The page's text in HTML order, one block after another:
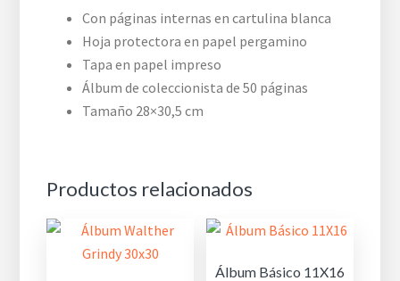
Con páginas internas en cartulina blanca
Hoja protectora en papel pergamino
Tapa en papel impreso
Álbum de coleccionista de 50 páginas
Tamaño 28×30,5 cm
Productos relacionados
Álbum Básico 11X16